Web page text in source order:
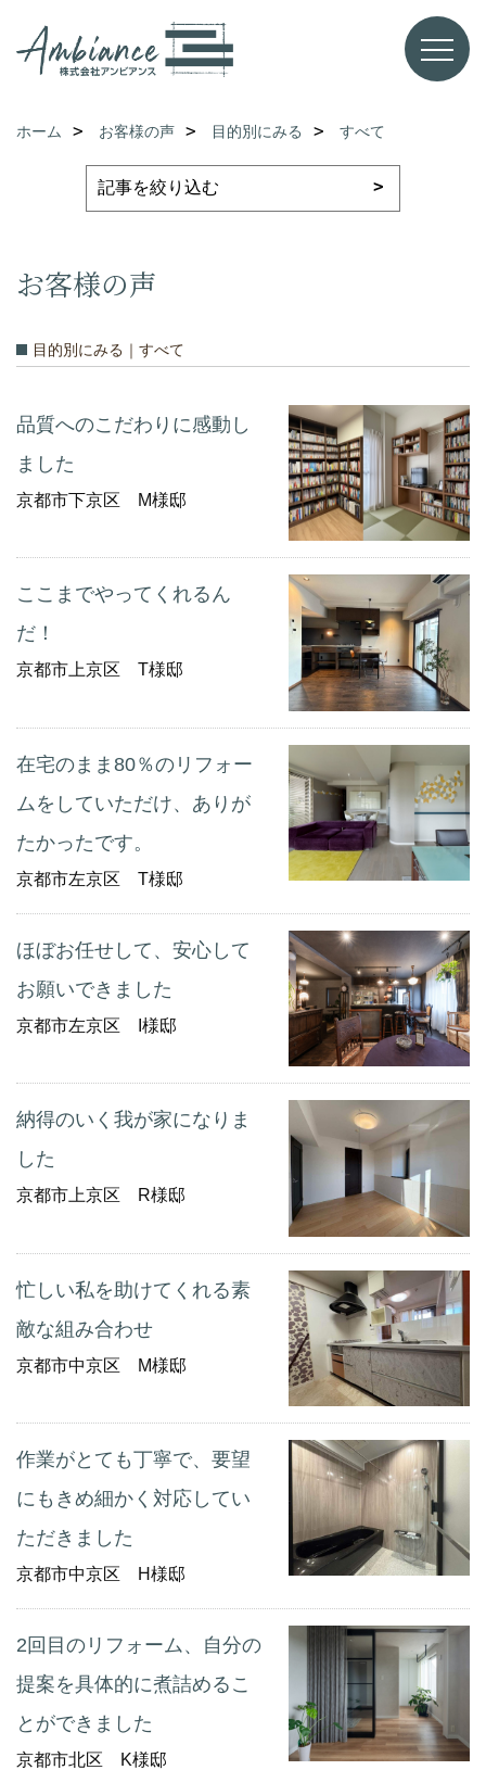
ホーム お客様の声 目的別にみる すべて
お客様の声
目的別にみる｜すべて
品質へのこだわりに感動し
ました
京都市下京区 M様邸
ここまでやってくれるん
だ！
京都市上京区 T様邸
在宅のまま80％のリフォー
ムをしていただけ、ありが
たかったです。
京都市左京区 T様邸
ほぼお任せして、安心して
お願いできました
京都市左京区 I様邸
納得のいく我が家になりま
した
京都市上京区 R様邸
忙しい私を助けてくれる素
敵な組み合わせ
京都市中京区 M様邸
作業がとても丁寧で、要望
にもきめ細かく対応してい
ただきました
京都市中京区 H様邸
2回目のリフォーム、自分の
提案を具体的に煮詰めるこ
とができました
京都市北区 K様邸